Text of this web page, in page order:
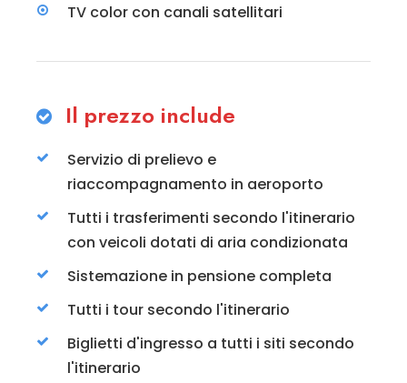
TV color con canali satellitari
Il prezzo include
Servizio di prelievo e
riaccompagnamento in aeroporto
Tutti i trasferimenti secondo l'itinerario
con veicoli dotati di aria condizionata
Sistemazione in pensione completa
Tutti i tour secondo l'itinerario
Biglietti d'ingresso a tutti i siti secondo
l'itinerario